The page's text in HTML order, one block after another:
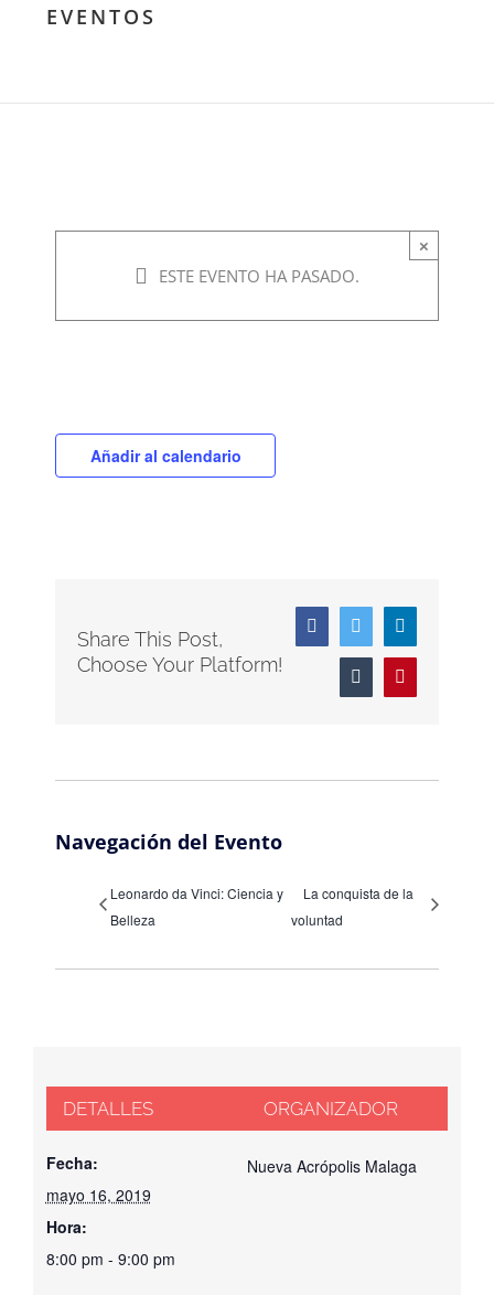
EVENTOS
×
ESTE EVENTO HA PASADO.
mayo 16, 2019 @ 8:00
- 9:00 pm
Añadir al calendario
Share This Post,
Choose Your Platform!
FacebookTwitter
Tumblr
Navegación del Evento
Leonardo da Vinci: Ciencia y
Belleza
La conquista de la
voluntad
DETALLES
Fecha:
mayo 16, 2019
Hora:
8:00 pm - 9:00 pm
ORGANIZADOR
Nueva Acrópolis Malaga